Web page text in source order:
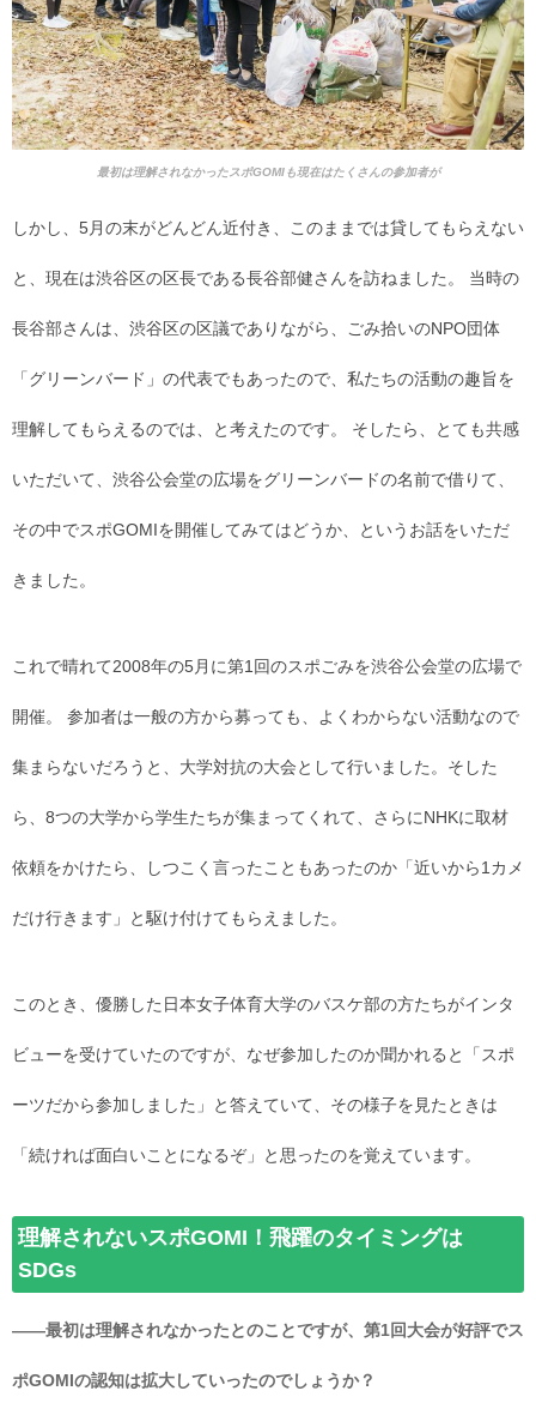
最初は理解されなかったスポGOMIも現在はたくさんの参加者が
しかし、5月の末がどんどん近付き、このままでは貸してもらえない
と、現在は渋谷区の区長である長谷部健さんを訪ねました。 当時の
長谷部さんは、渋谷区の区議でありながら、ごみ拾いのNPO団体
「グリーンバード」の代表でもあったので、私たちの活動の趣旨を
理解してもらえるのでは、と考えたのです。 そしたら、とても共感
いただいて、渋谷公会堂の広場をグリーンバードの名前で借りて、
その中でスポGOMIを開催してみてはどうか、というお話をいただ
きました。
これで晴れて2008年の5月に第1回のスポごみを渋谷公会堂の広場で
開催。 参加者は一般の方から募っても、よくわからない活動なので
集まらないだろうと、大学対抗の大会として行いました。そした
ら、8つの大学から学生たちが集まってくれて、さらにNHKに取材
依頼をかけたら、しつこく言ったこともあったのか「近いから1カメ
だけ行きます」と駆け付けてもらえました。
このとき、優勝した日本女子体育大学のバスケ部の方たちがインタ
ビューを受けていたのですが、なぜ参加したのか聞かれると「スポ
ーツだから参加しました」と答えていて、その様子を見たときは
「続ければ面白いことになるぞ」と思ったのを覚えています。
理解されないスポGOMI！飛躍のタイミングは
SDGs
――最初は理解されなかったとのことですが、第1回大会が好評でス
ポGOMIの認知は拡大していったのでしょうか？